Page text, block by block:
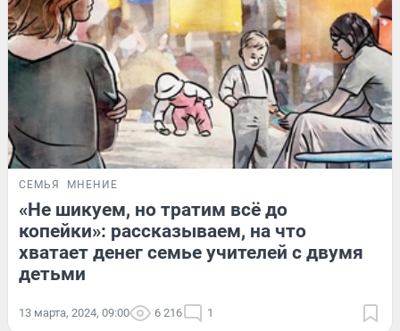
СЕМЬЯ МНЕНИЕ
«Не шикуем, но тратим всё до
копейки»: рассказываем, на что
хватает денег семье учителей с двумя
детьми
13 марта, 2024, 09:00 6 216 1